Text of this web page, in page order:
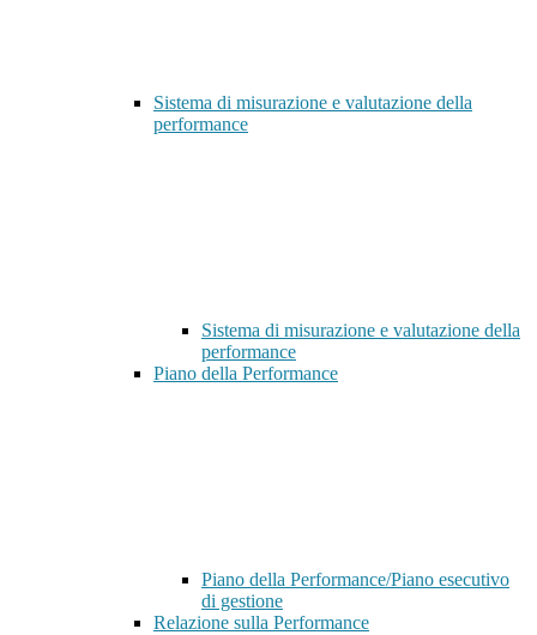
Sistema di misurazione e valutazione della
performance
Sistema di misurazione e valutazione della
performance
Piano della Performance
Piano della Performance/Piano esecutivo
di gestione
Relazione sulla Performance